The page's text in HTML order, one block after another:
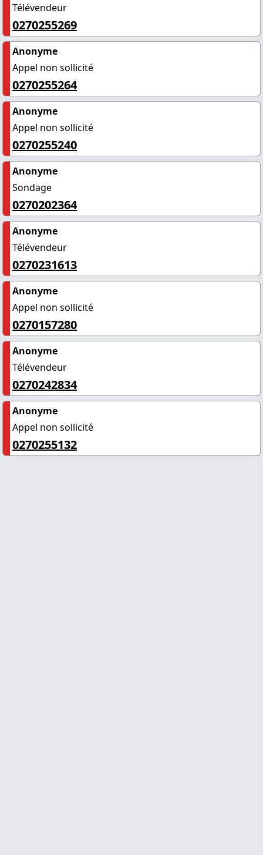
Télévendeur
0270255269
Anonyme
Appel non sollicité
0270255264
Anonyme
Appel non sollicité
0270255240
Anonyme
Sondage
0270202364
Anonyme
Télévendeur
0270231613
Anonyme
Appel non sollicité
0270157280
Anonyme
Télévendeur
0270242834
Anonyme
Appel non sollicité
0270255132